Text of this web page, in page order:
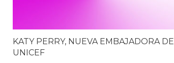
KATY PERRY, NUEVA EMBAJADORA DE
UNICEF